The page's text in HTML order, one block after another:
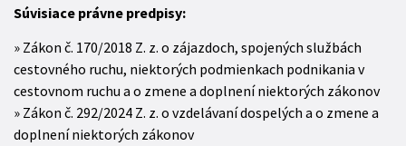
Súvisiace právne predpisy:
Zákon č. 170/2018 Z. z. o zájazdoch, spojených službách
cestovného ruchu, niektorých podmienkach podnikania v
cestovnom ruchu a o zmene a doplnení niektorých zákonov
Zákon č. 292/2024 Z. z. o vzdelávaní dospelých a o zmene a
doplnení niektorých zákonov